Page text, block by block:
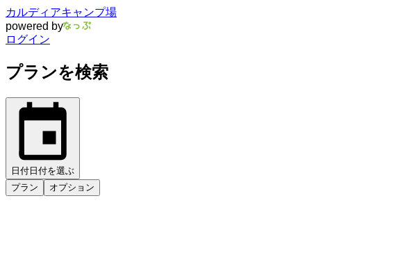
カルディアキャンプ場
powered by
ログイン
プランを検索
日付 日付を選ぶ
プラン
オプション